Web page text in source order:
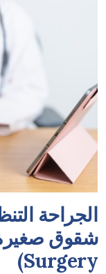
الجراحة
Surgery)